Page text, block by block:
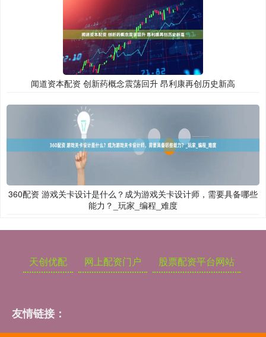
闻道资本配资 创新药概念震荡回升 昂利康再创历史新高
360配资 游戏关卡设计是什么？成为游戏关卡设计师，需要具备哪些
能力？_玩家_编程_难度
天创优配 网上配资门户 股票配资平台网站
友情链接：